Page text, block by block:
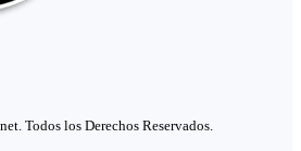
Todos los Derechos Reservados.